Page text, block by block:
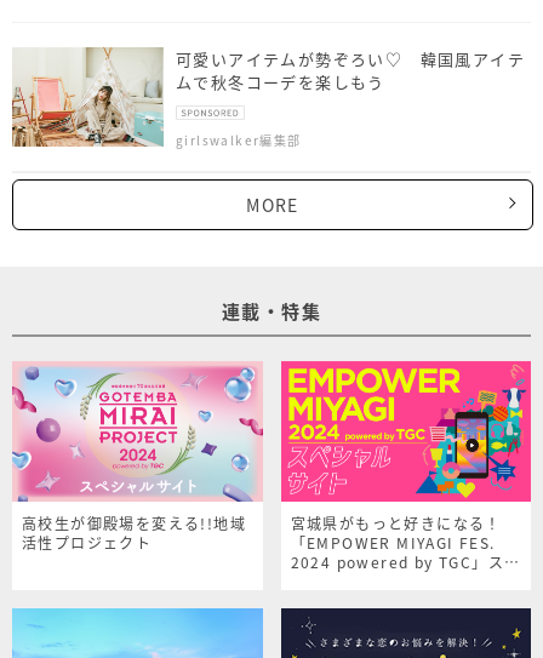
可愛いアイテムが勢ぞろい♡ 韓国風アイテ
ムで秋冬コーデを楽しもう
girlswalker編集部
MORE
連載・特集
高校生が御殿場を変える!!地域
活性プロジェクト
宮城県がもっと好きになる！
「EMPOWER MIYAGI FES.
2024 powered by TGC」スペ